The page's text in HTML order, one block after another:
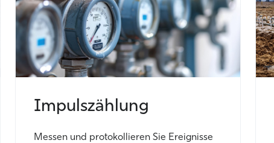
Impulszählung
Messen und protokollieren Sie Ereignisse